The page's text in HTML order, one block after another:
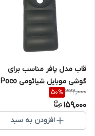
قاب مدل پافر مناسب برای
گوشی موبایل شیائومی Poco
C75
322,000
50%
159,000
افزودن به سبد